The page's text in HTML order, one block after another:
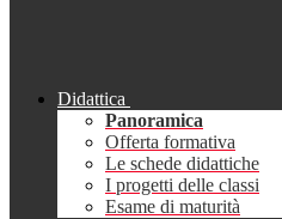
Didattica
Panoramica
Offerta formativa
Le schede didattiche
I progetti delle classi
Esame di maturità